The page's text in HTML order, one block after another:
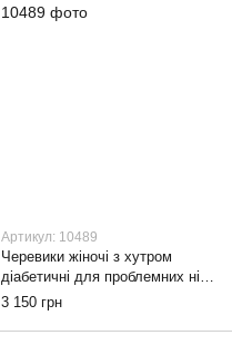
Артикул: 10489
Черевики жіночі з хутром
діабетичні для проблемних ніг
Dr Orto System 996D013, 38
3 150 грн